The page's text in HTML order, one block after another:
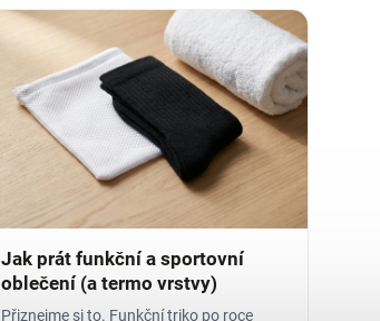
Jak prát funkční a sportovní
oblečení (a termo vrstvy)
Přiznejme si to. Funkční triko po roce